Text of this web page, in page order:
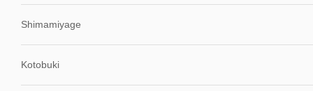
Shimamiyage
Kotobuki